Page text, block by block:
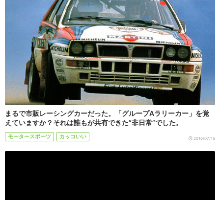
まるで市販レーシングカーだった。「グループAラリーカー」を覚
えていますか？それは誰もが共有できた”非日常”でした。
モータースポーツ カッコいい 2016/07/15